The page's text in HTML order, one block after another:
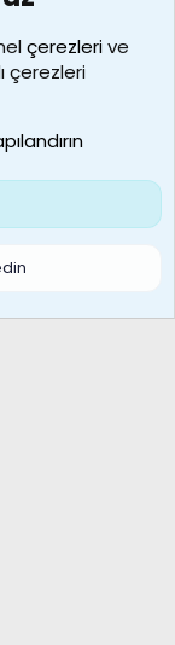
çerezlerive
çerezleri